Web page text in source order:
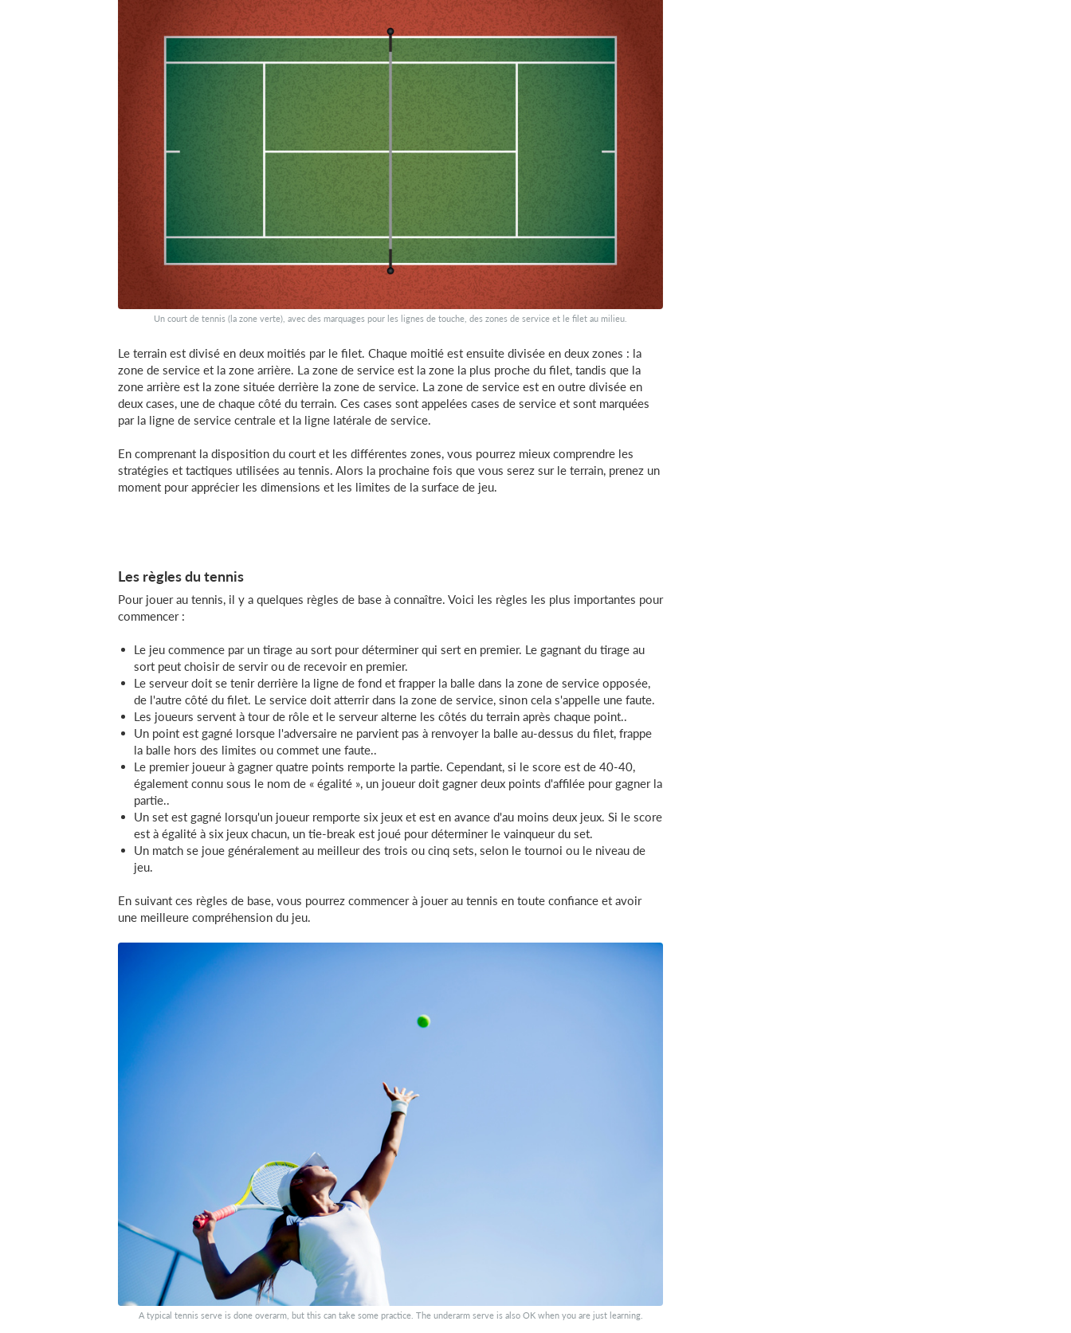
Un court de tennis (la zone verte), avec des marquages pour les lignes de touche, des zones de service et le filet au milieu.
Le terrain est divisé en deux moitiés par le filet. Chaque moitié est ensuite divisée en deux zones : la
zone de service et la zone arrière. La zone de service est la zone la plus proche du filet, tandis que la
zone arrière est la zone située derrière la zone de service. La zone de service est en outre divisée en
deux cases, une de chaque côté du terrain. Ces cases sont appelées cases de service et sont marquées
par la ligne de service centrale et la ligne latérale de service.
En comprenant la disposition du court et les différentes zones, vous pourrez mieux comprendre les
stratégies et tactiques utilisées au tennis. Alors la prochaine fois que vous serez sur le terrain, prenez un
moment pour apprécier les dimensions et les limites de la surface de jeu.
Les règles du tennis
Pour jouer au tennis, il y a quelques règles de base à connaître. Voici les règles les plus importantes pour
commencer :
Le jeu commence par un tirage au sort pour déterminer qui sert en premier. Le gagnant du tirage au
sort peut choisir de servir ou de recevoir en premier.
Le serveur doit se tenir derrière la ligne de fond et frapper la balle dans la zone de service opposée,
de l'autre côté du filet. Le service doit atterrir dans la zone de service, sinon cela s'appelle une faute.
Les joueurs servent à tour de rôle et le serveur alterne les côtés du terrain après chaque point..
Un point est gagné lorsque l'adversaire ne parvient pas à renvoyer la balle au-dessus du filet, frappe
la balle hors des limites ou commet une faute..
Le premier joueur à gagner quatre points remporte la partie. Cependant, si le score est de 40-40,
également connu sous le nom de « égalité », un joueur doit gagner deux points d'affilée pour gagner la
partie..
Un set est gagné lorsqu'un joueur remporte six jeux et est en avance d'au moins deux jeux. Si le score
est à égalité à six jeux chacun, un tie-break est joué pour déterminer le vainqueur du set.
Un match se joue généralement au meilleur des trois ou cinq sets, selon le tournoi ou le niveau de
jeu.
En suivant ces règles de base, vous pourrez commencer à jouer au tennis en toute confiance et avoir
une meilleure compréhension du jeu.
A typical tennis serve is done overarm, but this can take some practice. The underarm serve is also OK when you are just learning.